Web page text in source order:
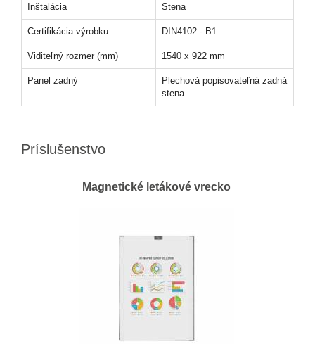
Inštalácia Stena
Certifikácia výrobku DIN4102 - B1
Viditeľný rozmer (mm) 1540 x 922 mm
Panel zadný
Plechová popisovateľná zadná
stena
Príslušenstvo
Magnetické letákové vrecko